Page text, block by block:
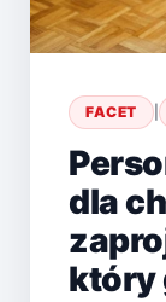
FACET |
dla
który